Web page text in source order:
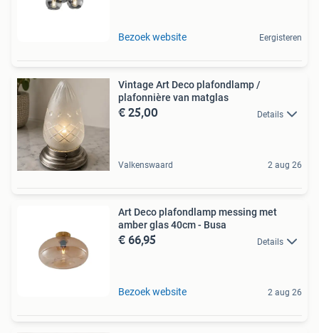
Bezoek website Eergisteren
Vintage Art Deco plafondlamp /
plafonnière van matglas
€ 25,00 Details
Valkenswaard 2 aug 26
Art Deco plafondlamp messing met
amber glas 40cm - Busa
€ 66,95 Details
Bezoek website 2 aug 26